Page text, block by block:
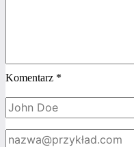
Komentarz *